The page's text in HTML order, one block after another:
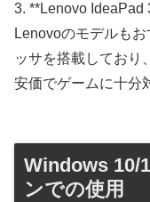
3. **Lenovo IdeaPad
Lenovoのモデルも
ッサを搭載しており
安価でゲームに十分
Windows 10/
ンでの使用